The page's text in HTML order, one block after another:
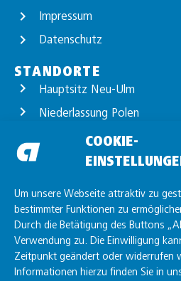
COOKIE-
Um unsere Webseite attraktiv zu
bestimmter Funktionen zu
Durch die Betätigung des Buttons
Verwendung zu. Die Einwilligung
Zeitpunkt geändert oder widerrufen
Informationen hierzu finden Sie in
Impressum
Datenschutz
STANDORTE
Hauptsitz Neu-Ulm
Niederlassung Polen
Standort Günzburg
Standort Unterelchingen